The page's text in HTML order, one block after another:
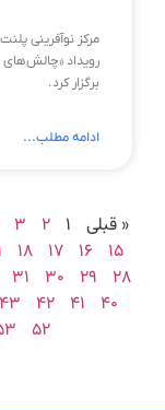
مرکز نوآفرینی
رویداد
برگزار کرد.
ادامه مطلب...
« قبلی ۱ ۲ ۳
۱۵
۱۶ ۱۷ ۱۸
۲۸
۲۹ ۳۰ ۳۱
۴۰
۴۱ ۴۲ ۴۳
۵۲